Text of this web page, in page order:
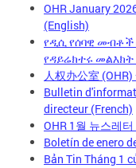
OHR January
(English)
የዲሲ የሰባዊ መብቶች
የዳይሬክተሩ መልእክት
人权办公室
Bulletin
directeur (French)
OHR 1월 뉴스레
Boletín de enero
Bản Tin Tháng 1